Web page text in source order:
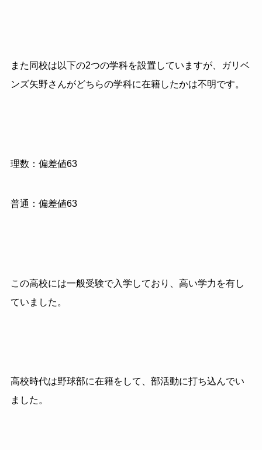
また同校は以下の2つの学科を設置していますが、ガリベ
ンズ矢野さんがどちらの学科に在籍したかは不明です。
理数：偏差値63
普通：偏差値63
この高校には一般受験で入学しており、高い学力を有し
ていました。
高校時代は野球部に在籍をして、部活動に打ち込んでい
ました。